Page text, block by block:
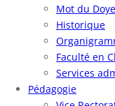
Mot du
Historique
Faculté en
Services
Pédagogie